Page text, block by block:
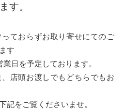
す。
ておらずお取り寄せにてのご
す
日を予定しております。
店頭お渡しでもどちらでもお
記をご覧くださいませ。